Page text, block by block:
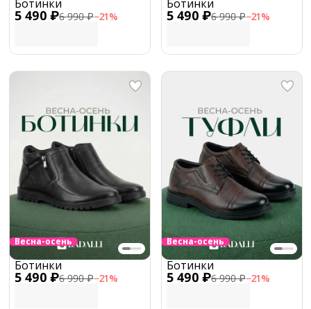
5 490 ₽6 990 ₽−21%
Ботинки
5 490 ₽6 990 ₽−21%
Ботинки
Весна-осень
5 490 ₽6 990 ₽−21%
Ботинки
Весна-осень
5 490 ₽6 990 ₽−21%
Ботинки